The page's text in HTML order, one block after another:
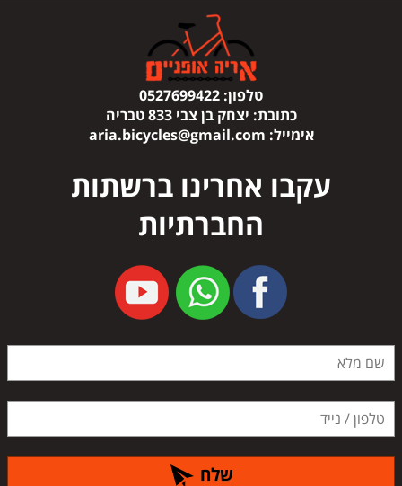
טלפון: 0527699422
כתובת: יצחק בן צבי 833 טבריה
אימייל: aria.bicycles@gmail.com
עקבו אחרינו ברשתות
החברתיות
שלח